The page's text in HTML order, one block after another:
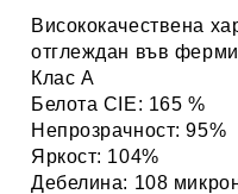
Висококачествена
отглеждан във
Клас А
Белота CIE: 165 %
Непрозрачност: 95%
Яркост: 104%
Дебелина: 108